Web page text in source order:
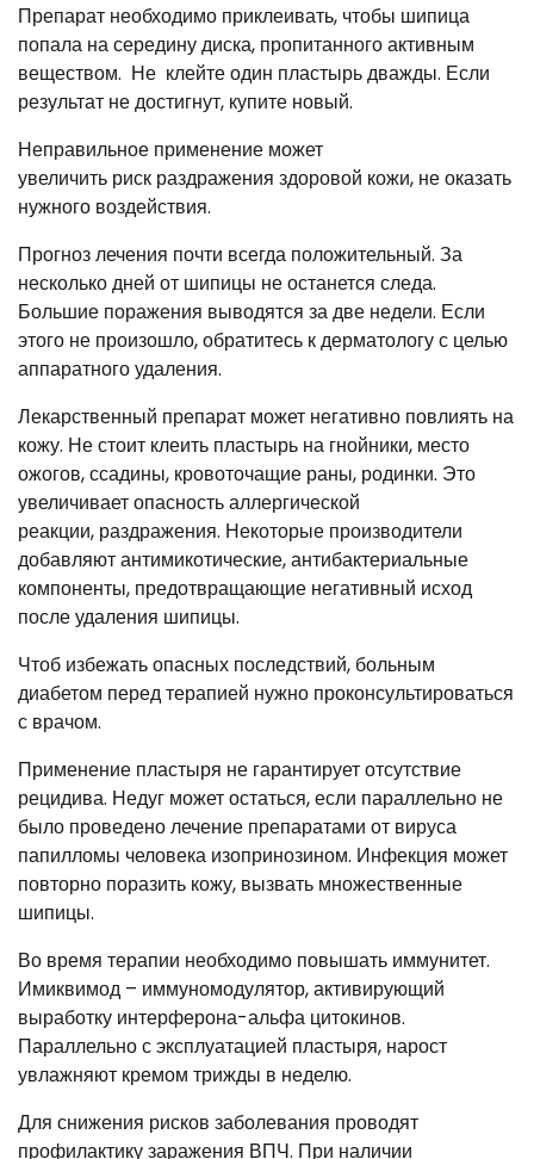
Препарат необходимо приклеивать, чтобы шипица
попала на середину диска, пропитанного активным
веществом. Не клейте один пластырь дважды. Если
результат не достигнут, купите новый.
Неправильное применение может
увеличить риск раздражения здоровой кожи, не оказать
нужного воздействия.
Прогноз лечения почти всегда положительный. За
несколько дней от шипицы не останется следа.
Большие поражения выводятся за две недели. Если
этого не произошло, обратитесь к дерматологу с целью
аппаратного удаления.
Лекарственный препарат может негативно повлиять на
кожу. Не стоит клеить пластырь на гнойники, место
ожогов, ссадины, кровоточащие раны, родинки. Это
увеличивает опасность аллергической
реакции, раздражения. Некоторые производители
добавляют антимикотические, антибактериальные
компоненты, предотвращающие негативный исход
после удаления шипицы.
Чтоб избежать опасных последствий, больным
диабетом перед терапией нужно проконсультироваться
с врачом.
Применение пластыря не гарантирует отсутствие
рецидива. Недуг может остаться, если параллельно не
было проведено лечение препаратами от вируса
папилломы человека изопринозином. Инфекция может
повторно поразить кожу, вызвать множественные
шипицы.
Во время терапии необходимо повышать иммунитет.
Имиквимод – иммуномодулятор, активирующий
выработку интерферона-альфа цитокинов.
Параллельно с эксплуатацией пластыря, нарост
увлажняют кремом трижды в неделю.
Для снижения рисков заболевания проводят
профилактику заражения ВПЧ. При наличии